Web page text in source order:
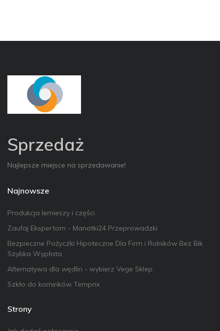
Sprzedaż
Najlepsze miejsce na sprzedawanie!
Najnowsze
Produkcja lemieszy i części
Zaufaj Ekspertom - Manatki24 Przeprowadzki
Bezpieczne Pożyczki Hipoteczne Dla Firm i Rolników Bez Bik
Szybka Wypłata
Alternatywa dla wędlin - wybierz Vege Sklep
Szkło do kominków Temprix
Strony